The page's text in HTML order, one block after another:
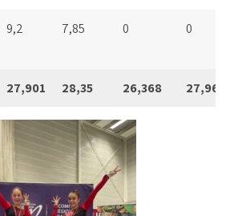
9,2 7,85 0 0
27,901 28,35 26,368 27,967